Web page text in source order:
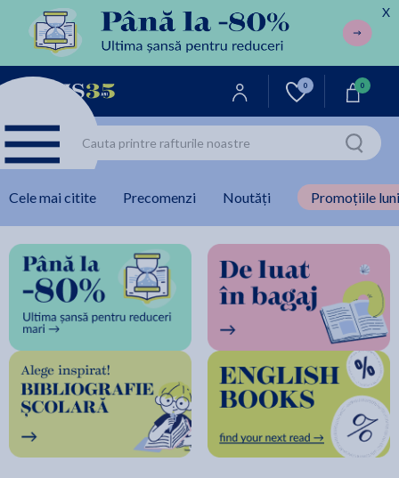
X
0 0
Cele mai citite Precomenzi Noutăți Promoțiile